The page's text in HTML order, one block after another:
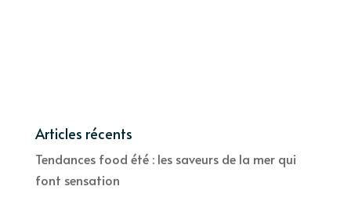
Articles récents
Tendances food été : les saveurs de la mer qui
font sensation